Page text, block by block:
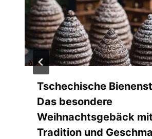
Tschechische
Das besondere
Weihnachtsgebäck mit
Tradition und